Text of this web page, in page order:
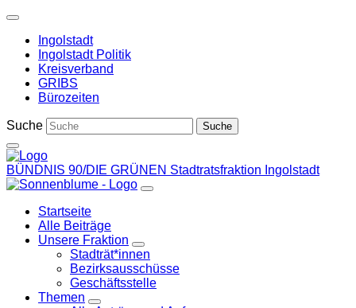
Weiter
Inhalt
Ingolstadt
Ingolstadt Politik
Kreisverband
GRIBS
Bürozeiten
Suche
BÜNDNIS 90/DIE GRÜNEN Stadtratsfraktion Ingolstadt
Startseite
Alle Beiträge
Unsere Fraktion
Zeige
Untermenü
Stadträt*innen
Bezirksausschüsse
Geschäftsstelle
Themen